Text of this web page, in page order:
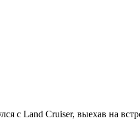
с Land Cruiser, выехав на